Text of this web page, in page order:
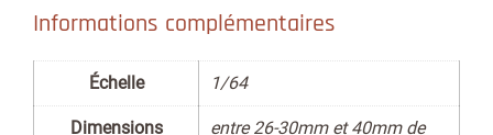
Informations complémentaires
Échelle 1/64
Dimensions
entre 26-30mm et 40mm de